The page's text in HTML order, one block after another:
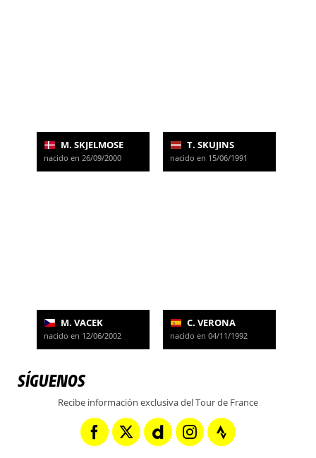
M. SKJELMOSE
nacido en 26/09/2000
T. SKUJINS
nacido en 15/06/1991
M. VACEK
nacido en 12/06/2002
C. VERONA
nacido en 04/11/1992
SÍGUENOS
Recibe información exclusiva del Tour de France